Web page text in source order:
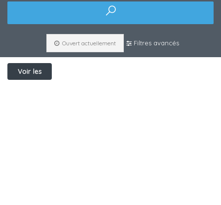
Ouvert actuellement Filtres avancés
Voir les